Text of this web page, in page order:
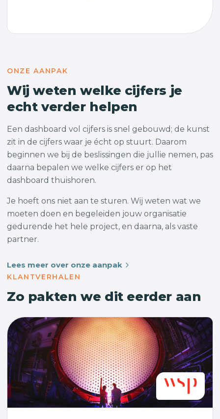
ONZE AANPAK
Wij weten welke cijfers je
echt verder helpen
Een dashboard vol cijfers is snel gebouwd; de kunst
zit in de cijfers waar je écht op stuurt. Daarom
beginnen we bij de beslissingen die jullie nemen, pas
daarna bepalen we welke cijfers er op het
dashboard thuishoren.
Je hoeft ons niet aan te sturen. Wij weten wat we
moeten doen en begeleiden jouw organisatie
gedurende het hele project, en daarna, als vaste
partner.
Lees meer over onze aanpak
KLANTVERHALEN
Zo pakten we dit eerder aan